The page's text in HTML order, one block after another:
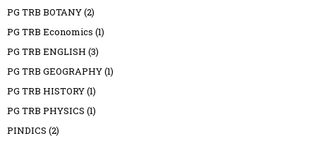
PG TRB BOTANY(2)
PG TRB Economics (1)
PG TRB ENGLISH (3)
PG TRB GEOGRAPHY(1)
PG TRB HISTORY(1)
PG TRB PHYSICS (1)
PINDICS (2)